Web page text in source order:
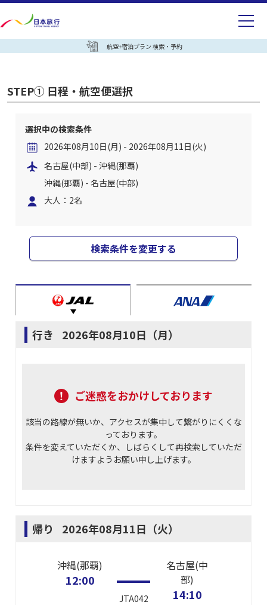
航空+宿泊プラン 検索・予約
STEP① 日程・航空便選択
選択中の検索条件
2026年08月10日(月) - 2026年08月11日(火)
名古屋(中部) - 沖縄(那覇)
沖縄(那覇) - 名古屋(中部)
大人：2名
検索条件を変更する
行き 2026年08月10日（月）
ご迷惑をおかけしております
該当の路線が無いか、アクセスが集中して繋がりにくくな
っております。
条件を変えていただくか、しばらくして再検索していただ
けますようお願い申し上げます。
帰り 2026年08月11日（火）
沖縄(那覇)
12:00
JTA042
名古屋(中
部)
14:10